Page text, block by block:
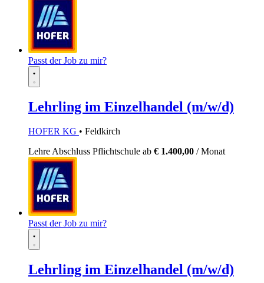
Passt der Job zu mir?
Lehrling im Einzelhandel (m/w/d)
HOFER KG • Feldkirch
LehreAbschluss Pflichtschule ab € 1.400,00 / Monat
Passt der Job zu mir?
Lehrling im Einzelhandel (m/w/d)